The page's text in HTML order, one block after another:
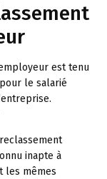
est tenu
le salarié
inapte à
les mêmes